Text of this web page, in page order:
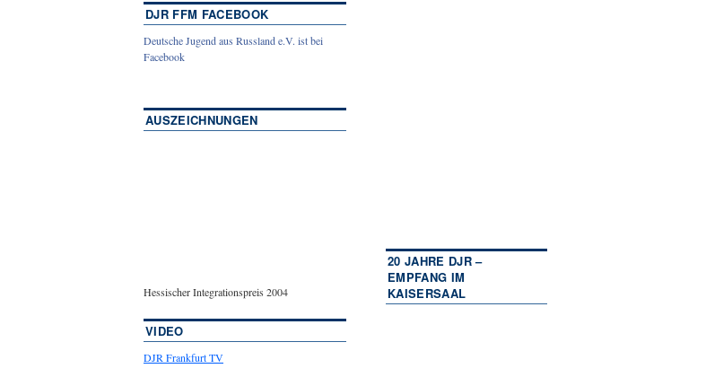
DJR FFM FACEBOOK
Deutsche Jugend aus Russland e.V. ist bei
Facebook
AUSZEICHNUNGEN
Hessischer Integrationspreis 2004
VIDEO
DJR Frankfurt TV
20 JAHRE DJR –
EMPFANG IM
KAISERSAAL